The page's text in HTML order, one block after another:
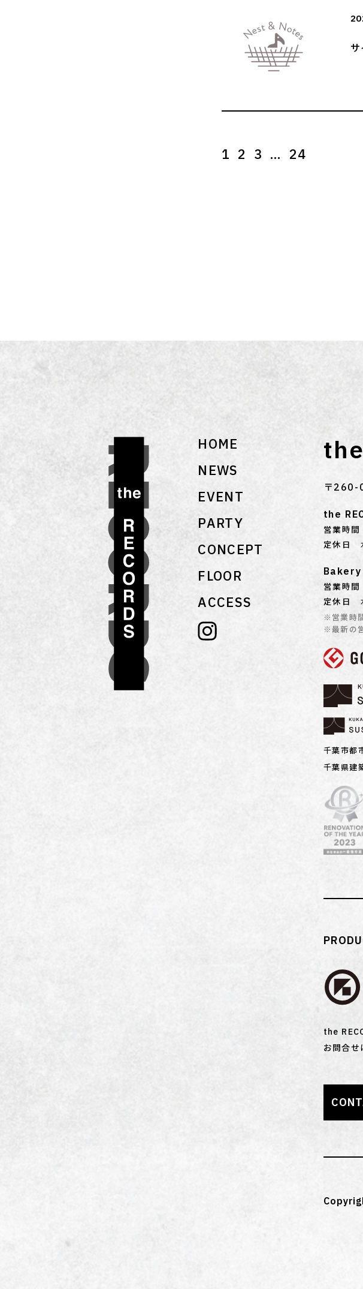
1 2 3 … 24
HOME
NEWS
EVENT
PARTY
CONCEPT
FLOOR
ACCESS
〒260-
the
営業時
定休日
営業時
定休日
※営業時
※最新の
千葉市都
千葉県建
the
お問合せ